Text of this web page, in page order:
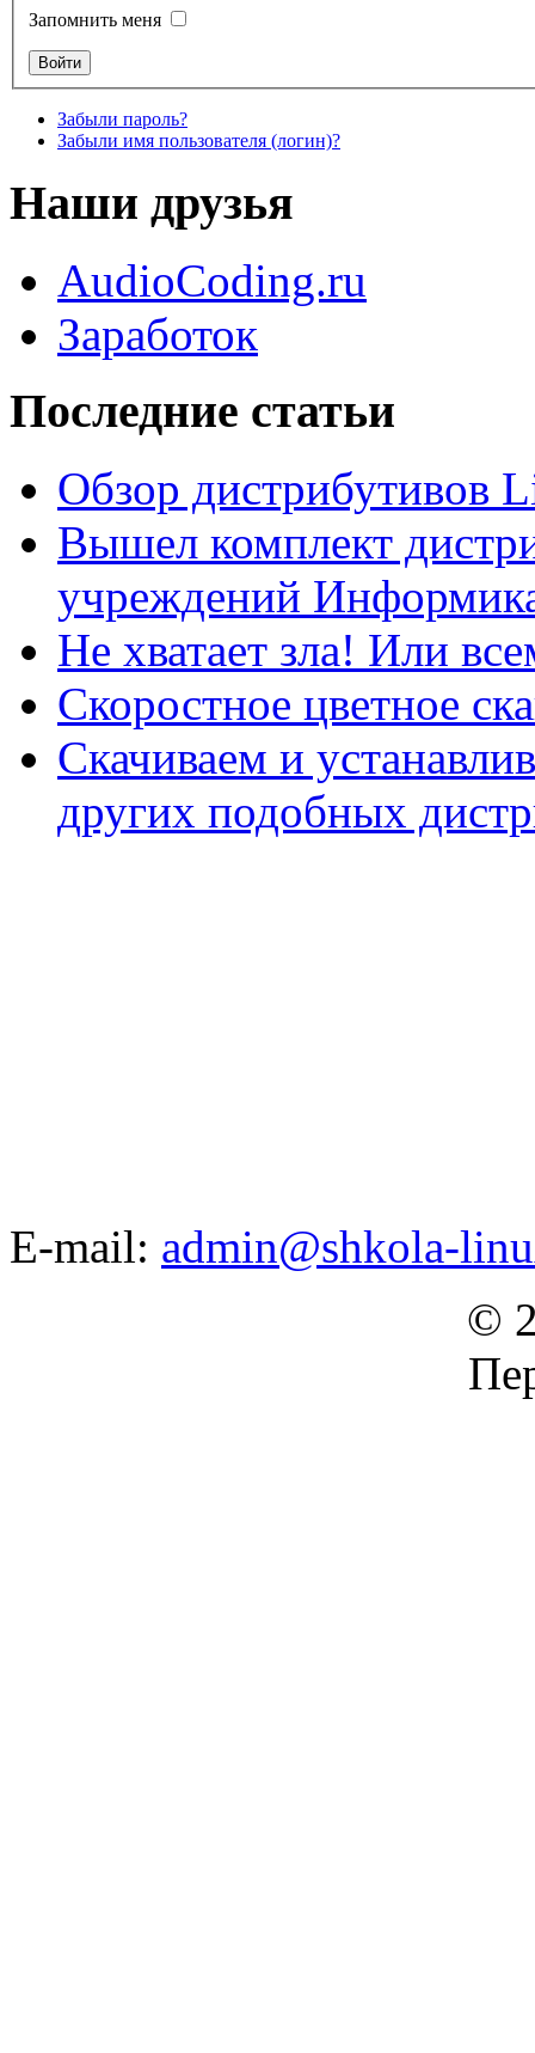
Запомнить меня
Забыли пароль?
Забыли имя пользователя (логин)?
Наши друзья
AudioCoding.ru
Заработок
Последние статьи
Обзор дистрибутивов
Вышел комплект
учреждений
Не хватает зла! Или
Скоростное цветное
Скачиваем и
других подобных
E-mail: admin@shkola-
©